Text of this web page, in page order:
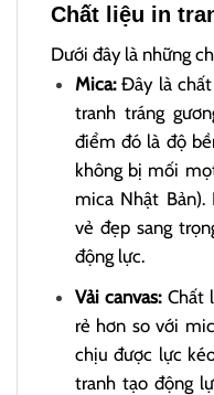
Chất liệu in
Dưới đây là những
Mica:Đây là chất
tranh tráng
điểm đó là độ
không bị mối
mica Nhật
vẻ đẹp sang
động lực.
Vải canvas:Chất
rẻ hơn so với
chịu được lực
tranh tạo động